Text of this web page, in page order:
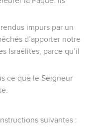
impurs par un
d’apporter notre
Israélites, parce qu’il
ce que le Seigneur
suivantes :